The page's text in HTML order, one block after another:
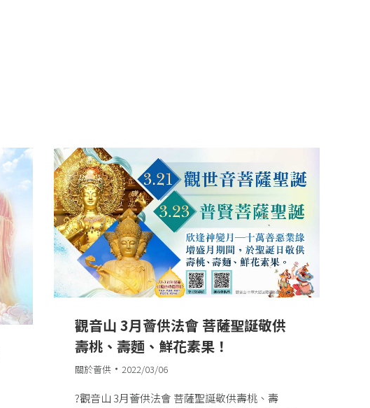
觀音山 3月薈供法會 菩薩聖誕敬供
壽桃、壽麵、鮮花素果！
關於薈供 2022/03/06
?觀音山 3月薈供法會 菩薩聖誕敬供壽桃、壽